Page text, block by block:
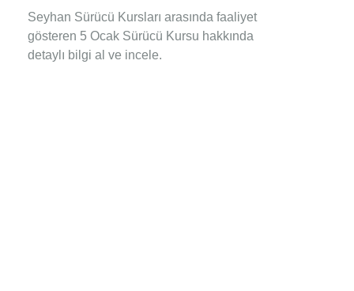
Seyhan Sürücü Kursları arasında faaliyet
gösteren 5 Ocak Sürücü Kursu hakkında
detaylı bilgi al ve incele.